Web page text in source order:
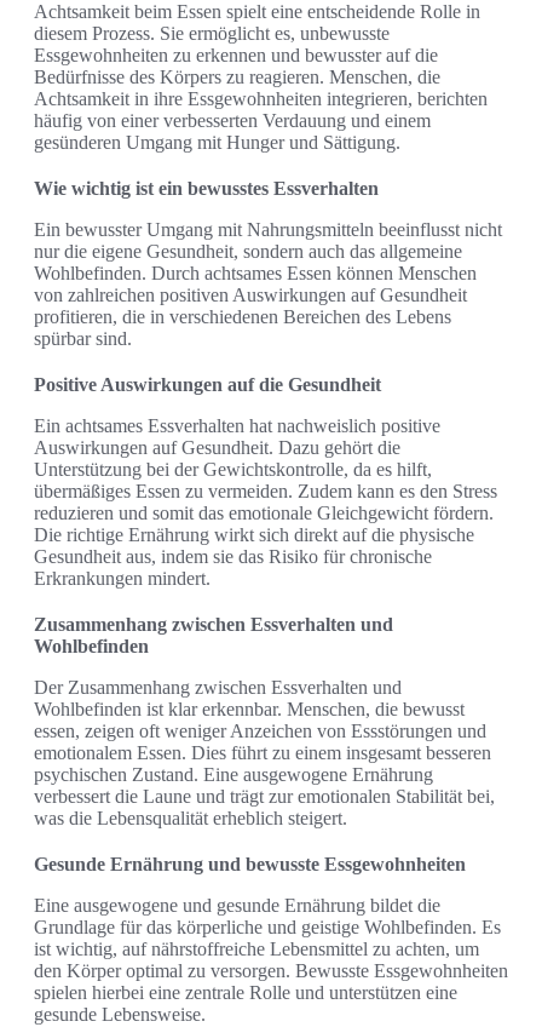
Achtsamkeit beim Essen spielt eine entscheidende Rolle in
diesem Prozess. Sie ermöglicht es, unbewusste
Essgewohnheiten zu erkennen und bewusster auf die
Bedürfnisse des Körpers zu reagieren. Menschen, die
Achtsamkeit in ihre Essgewohnheiten integrieren, berichten
häufig von einer verbesserten Verdauung und einem
gesünderen Umgang mit Hunger und Sättigung.
Wie wichtig ist ein bewusstes Essverhalten
Ein bewusster Umgang mit Nahrungsmitteln beeinflusst nicht
nur die eigene Gesundheit, sondern auch das allgemeine
Wohlbefinden. Durch achtsames Essen können Menschen
von zahlreichen positiven Auswirkungen auf Gesundheit
profitieren, die in verschiedenen Bereichen des Lebens
spürbar sind.
Positive Auswirkungen auf die Gesundheit
Ein achtsames Essverhalten hat nachweislich positive
Auswirkungen auf Gesundheit. Dazu gehört die
Unterstützung bei der Gewichtskontrolle, da es hilft,
übermäßiges Essen zu vermeiden. Zudem kann es den Stress
reduzieren und somit das emotionale Gleichgewicht fördern.
Die richtige Ernährung wirkt sich direkt auf die physische
Gesundheit aus, indem sie das Risiko für chronische
Erkrankungen mindert.
Zusammenhang zwischen Essverhalten und
Wohlbefinden
Der Zusammenhang zwischen Essverhalten und
Wohlbefinden ist klar erkennbar. Menschen, die bewusst
essen, zeigen oft weniger Anzeichen von Essstörungen und
emotionalem Essen. Dies führt zu einem insgesamt besseren
psychischen Zustand. Eine ausgewogene Ernährung
verbessert die Laune und trägt zur emotionalen Stabilität bei,
was die Lebensqualität erheblich steigert.
Gesunde Ernährung und bewusste Essgewohnheiten
Eine ausgewogene und gesunde Ernährung bildet die
Grundlage für das körperliche und geistige Wohlbefinden. Es
ist wichtig, auf nährstoffreiche Lebensmittel zu achten, um
den Körper optimal zu versorgen. Bewusste Essgewohnheiten
spielen hierbei eine zentrale Rolle und unterstützen eine
gesunde Lebensweise.